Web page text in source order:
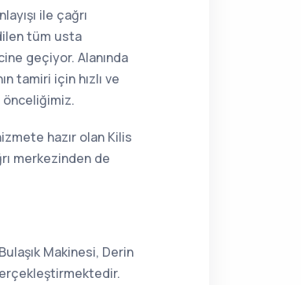
ile çağrı
tüm usta
geçiyor. Alanında
tamiri için hızlı ve
önceliğimiz.
hazır olan Kilis
merkezinden de
Makinesi, Derin